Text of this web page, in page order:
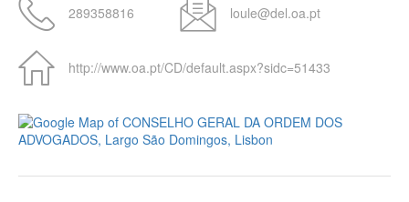
289358816 loule@del.oa.pt
http://www.oa.pt/CD/default.aspx?sidc=51433